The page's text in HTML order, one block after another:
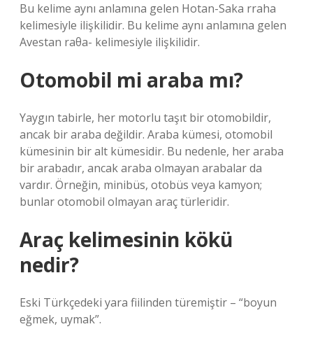
Bu kelime aynı anlamına gelen Hotan-Saka rraha
kelimesiyle ilişkilidir. Bu kelime aynı anlamına gelen
Avestan raθa- kelimesiyle ilişkilidir.
Otomobil mi araba mı?
Yaygın tabirle, her motorlu taşıt bir otomobildir,
ancak bir araba değildir. Araba kümesi, otomobil
kümesinin bir alt kümesidir. Bu nedenle, her araba
bir arabadır, ancak araba olmayan arabalar da
vardır. Örneğin, minibüs, otobüs veya kamyon;
bunlar otomobil olmayan araç türleridir.
Araç kelimesinin kökü
nedir?
Eski Türkçedeki yara fiilinden türemiştir – “boyun
eğmek, uymak”.